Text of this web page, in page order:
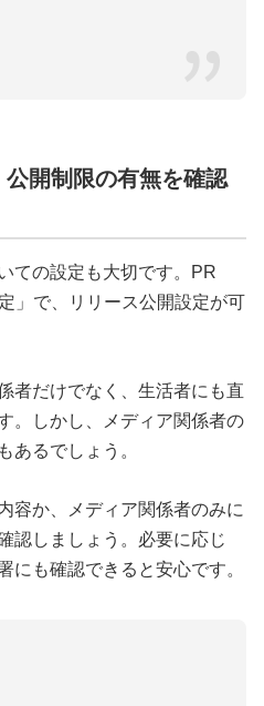
開制限の有無を確認
ての設定も大切です。PR
」で、リリース公開設定が可
者だけでなく、生活者にも直
。しかし、メディア関係者の
あるでしょう。
容か、メディア関係者のみに
認しましょう。必要に応じ
にも確認できると安心です。